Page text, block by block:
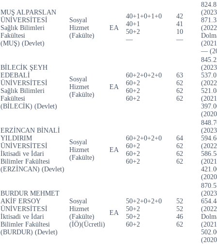
MUŞ ALPARSLAN
ÜNİVERSİTESİ
Sağlık Bilimleri
Fakültesi
(MUŞ) (Devlet)
Sosyal
Hizmet
(Fakülte)
EA
40+1+0+1+0
40+1
50+2
—
42
41
10
—
—
BİLECİK ŞEYH
EDEBALİ
ÜNİVERSİTESİ
Sağlık Bilimleri
Fakültesi
(BİLECİK) (Devlet)
Sosyal
Hizmet
(Fakülte)
EA
60+2+0+2+0
60+2
60+2
60+2
63
62
62
62
ERZİNCAN BİNALİ
YILDIRIM
ÜNİVERSİTESİ
İktisadi ve İdari
Bilimler Fakültesi
(ERZİNCAN) (Devlet)
Sosyal
Hizmet
(Fakülte)
EA
60+2+0+2+0
60+2
60+2
60+2
64
62
62
62
BURDUR MEHMET
AKİF ERSOY
ÜNİVERSİTESİ
İktisadi ve İdari
Bilimler Fakültesi
(BURDUR) (Devlet)
Sosyal
Hizmet
(Fakülte)
(İÖ)(Ücretli)
EA
50+2+0+2+0
50+2
50+2
60+2
52
52
46
62